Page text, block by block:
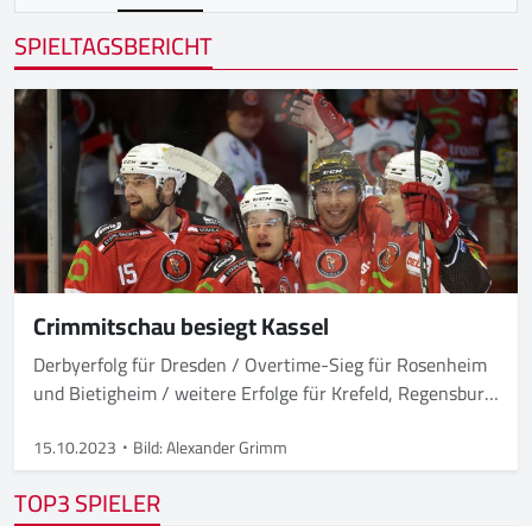
SPIELTAGSBERICHT
Crimmitschau besiegt Kassel
Derbyerfolg für Dresden / Overtime-Sieg für Rosenheim
und Bietigheim / weitere Erfolge für Krefeld, Regensburg
15.10.2023 Bild: Alexander Grimm
TOP3 SPIELER